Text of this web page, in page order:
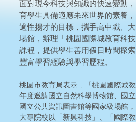
Q&A
面對現今科技與知識的快速變動
育學生具備適應未來世界的素養
適性揚才的目標，攜手高中職、
場館，辦理「桃園國際城教育科
課程，提供學生善用假日時間探索
豐富學習經驗與學習歷程。
桃園市教育局表示，「桃園國際城
年度邀請國立自然科學博物館、國
國立公共資訊圖書館等國家級場館
大專院校以「新興科技」、「國際教